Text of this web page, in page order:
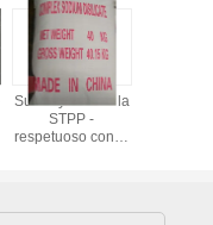
Sustituyente de la
STPP -
respetuoso con el